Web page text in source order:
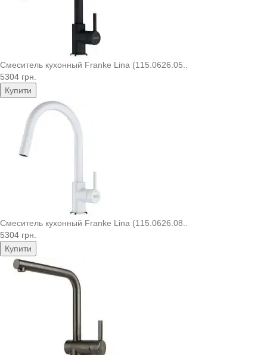
Смеситель кухонный Franke Lina (115.0626.05..
5304 грн.
Купити
Смеситель кухонный Franke Lina (115.0626.08..
5304 грн.
Купити